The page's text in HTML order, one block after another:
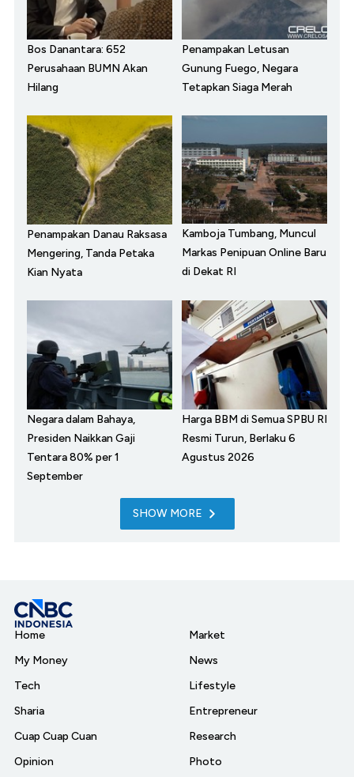
Bos Danantara: 652
Perusahaan BUMN Akan
Hilang
Penampakan Letusan
Gunung Fuego, Negara
Tetapkan Siaga Merah
Penampakan Danau Raksasa
Mengering, Tanda Petaka
Kian Nyata
Kamboja Tumbang, Muncul
Markas Penipuan Online Baru
di Dekat RI
Negara dalam Bahaya,
Presiden Naikkan Gaji
Tentara 80% per 1
September
Harga BBM di Semua SPBU RI
Resmi Turun, Berlaku 6
Agustus 2026
SHOW MORE
Home
My Money
Tech
Sharia
Cuap Cuap Cuan
Opinion
Market
News
Lifestyle
Entrepreneur
Research
Photo